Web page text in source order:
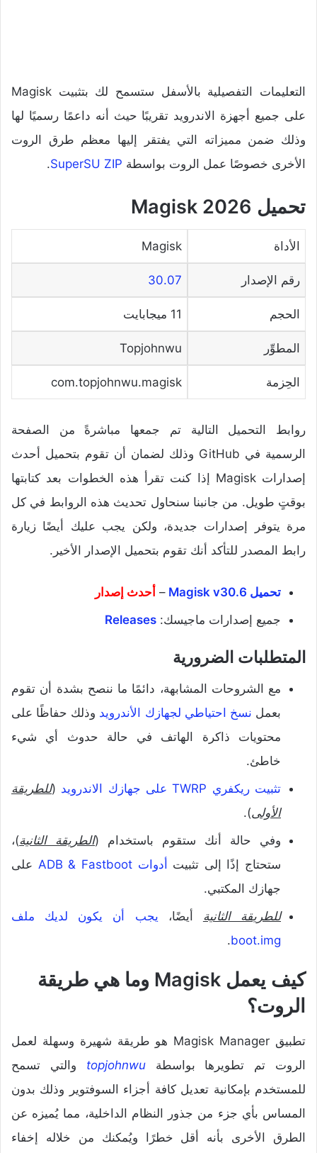
التعليمات التفصيلية بالأسفل ستسمح لك بتثبيت Magisk
على جميع أجهزة الاندرويد تقريبًا حيث أنه داعمًا رسميًا لها
وذلك ضمن مميزاته التي يفتقر إليها معظم طرق الروت
الأخرى خصوصًا عمل الروت بواسطة SuperSU ZIP
.
تحميل Magisk 2026
الأداة Magisk
رقم الإصدار 30.07
الحجم 11 ميجابايت
المطوِّر Topjohnwu
الحِزمة com.topjohnwu.magisk
روابط التحميل التالية تم جمعها مباشرةً من الصفحة
الرسمية في GitHub وذلك لضمان أن تقوم بتحميل أحدث
إصدارات Magisk إذا كنت تقرأ هذه الخطوات بعد كتابتها
بوقتٍ طويل. من جانبنا سنحاول تحديث هذه الروابط في كل
مرة يتوفر إصدارات جديدة، ولكن يجب عليك أيضًا زيارة
رابط المصدر للتأكد أنك تقوم بتحميل الإصدار الأخير.
تحميل Magisk v30.6 – أحدث إصدار
جميع إصدارات ماجيسك: Releases
المتطلبات الضرورية
مع الشروحات المشابهة، دائمًا ما ننصح بشدة أن تقوم
بعمل نسخ احتياطي لجهازك الأندرويد وذلك حفاظًا على
محتويات ذاكرة الهاتف في حالة حدوث أي شيء
خاطئ.
تثبيت ريكفري TWRP على جهازك الاندرويد
(للطريقة
الأولى).
وفي حالة أنك ستقوم باستخدام (الطريقة الثانية)،
ستحتاج إذًا إلى تثبيت
أدوات ADB & Fastboot
على
جهازك المكتبي.
للطريقة الثانية أيضًا، يجب أن يكون لديك ملف
boot.img
.
كيف يعمل Magisk وما هي طريقة
الروت؟
تطبيق Magisk Manager هو طريقة شهيرة وسهلة لعمل
الروت تم تطويرها بواسطةtopjohnwu والتي تسمح
للمستخدم بإمكانية تعديل كافة أجزاء السوفتوير وذلك بدون
المساس بأي جزء من جذور النظام الداخلية، مما يُميزه عن
الطرق الأخرى بأنه أقل خطرًا ويُمكنك من خلاله إخفاء